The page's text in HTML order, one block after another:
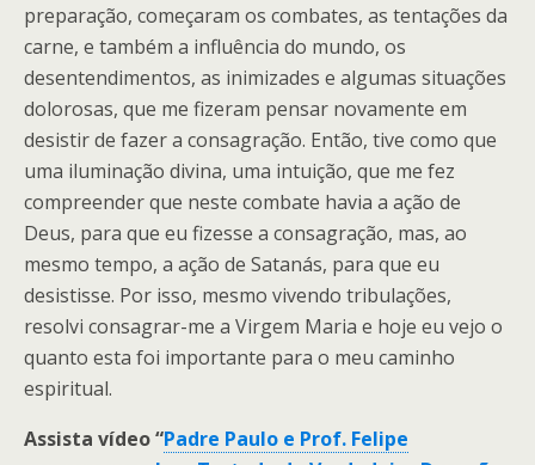
preparação, começaram os combates, as tentações da
carne, e também a influência do mundo, os
desentendimentos, as inimizades e algumas situações
dolorosas, que me fizeram pensar novamente em
desistir de fazer a consagração. Então, tive como que
uma iluminação divina, uma intuição, que me fez
compreender que neste combate havia a ação de
Deus, para que eu fizesse a consagração, mas, ao
mesmo tempo, a ação de Satanás, para que eu
desistisse. Por isso, mesmo vivendo tribulações,
resolvi consagrar-me a Virgem Maria e hoje eu vejo o
quanto esta foi importante para o meu caminho
espiritual.
Assista vídeo “Padre Paulo e Prof. Felipe